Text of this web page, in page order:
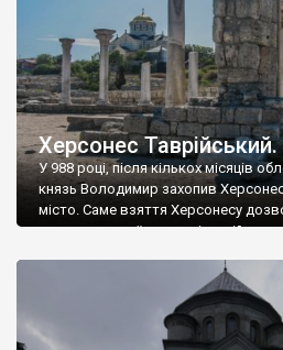
Херсонес
У 988 році, після кількох місяців
князь Володимир захопив
місто. Саме взяття Херсонесу
диктувати свої умови
Херсонесі Володимир-язичник,
А потім було Хрещення Русі. На